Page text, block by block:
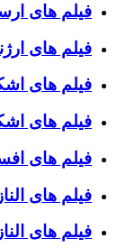
فیلم های
فیلم های
فیلم های
فیلم های
فیلم های
فیلم های
فیلم های